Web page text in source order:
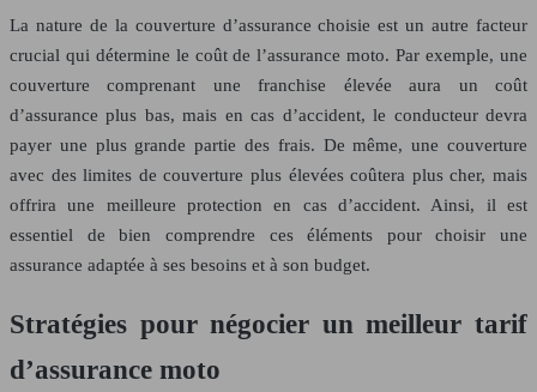
La nature de la couverture d’assurance choisie est un autre facteur
crucial qui détermine le coût de l’assurance moto. Par exemple, une
couverture comprenant une franchise élevée aura un coût
d’assurance plus bas, mais en cas d’accident, le conducteur devra
payer une plus grande partie des frais. De même, une couverture
avec des limites de couverture plus élevées coûtera plus cher, mais
offrira une meilleure protection en cas d’accident. Ainsi, il est
essentiel de bien comprendre ces éléments pour choisir une
assurance adaptée à ses besoins et à son budget.
Stratégies pour négocier un meilleur tarif
d’assurance moto